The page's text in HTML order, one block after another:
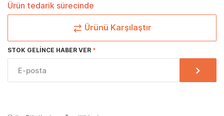
Ürün tedarik sürecinde
Ürünü Karşılaştır
STOK GELINCE HABER VER